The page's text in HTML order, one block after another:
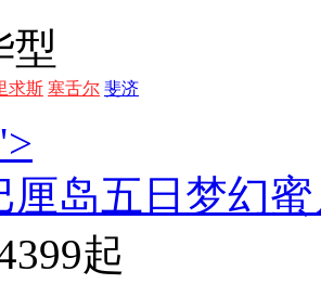
型
求斯 塞舌尔 斐济
厘岛五日梦幻
起